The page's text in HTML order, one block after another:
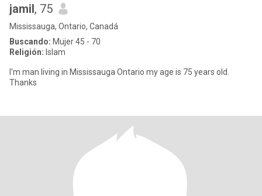
jamil, 75
Mississauga, Ontario, Canadá
Buscando: Mujer 45 - 70
Religión: Islam
I'm man living in Mississauga Ontario my age is 75 years old.
Thanks